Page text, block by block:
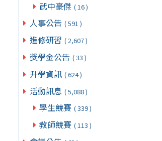
武中豪傑 ( 16 )
人事公告 ( 591 )
進修研習 ( 2,607 )
獎學金公告 ( 33 )
升學資訊 ( 624 )
活動訊息 ( 5,088 )
學生競賽 ( 339 )
教師競賽 ( 113 )